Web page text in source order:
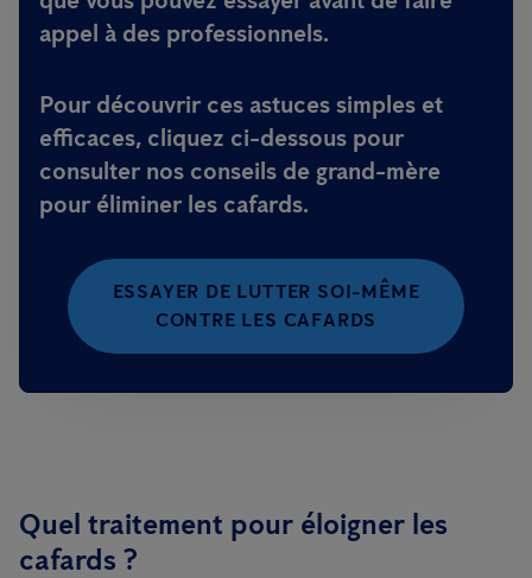
appel à des professionnels.
Pour découvrir ces astuces simples et
efficaces, cliquez ci-dessous pour
consulter nos conseils de grand-mère
pour éliminer les cafards.
ESSAYER DE LUTTER SOI-MÊME
CONTRE LES CAFARDS
Quel traitement pour éloigner les
cafards ?